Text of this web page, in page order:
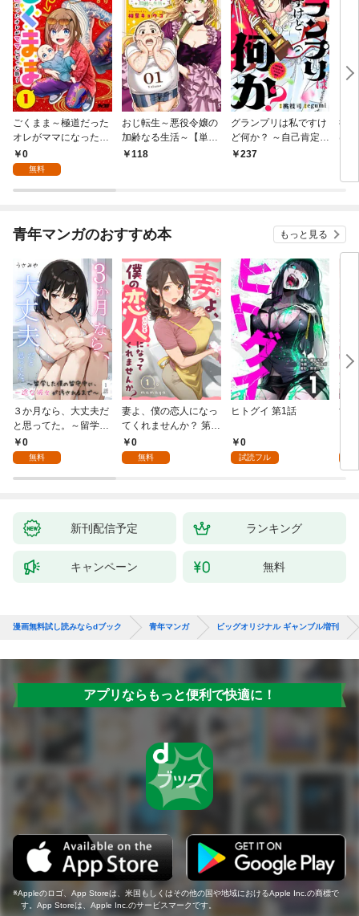
ごくまま～極道だった
オレがママになった話
～【単話】（１）
0
無料
おじ転生～悪役令嬢の
加齢なる生活～【単
話】（１）
118
グランプリは私ですけ
ど何か？ ～自己肯定モ
ンスターのミスコン無
237
後
は
青年マンガのおすすめ本 もっと見る
３か月なら、大丈夫だ
と思ってた。～留学し
た僕の留守中に、一途
な彼女が汚されるまで
0
無料
妻よ、僕の恋人になっ
てくれませんか？ 第1
話0
無料
ヒトグイ 第1話
0
試読フル
世
新刊配信予定 ランキング
キャンペーン 無料
漫画無料試し読みならdブック 青年マンガ ビッグオリジナル ギャンブル増刊
アプリならもっと便利で快適に！
Appleのロゴ、App Storeは、米国もしくはその他の国や地域におけるApple Inc.の商標で
す。App Storeは、Apple Inc.のサービスマークです。